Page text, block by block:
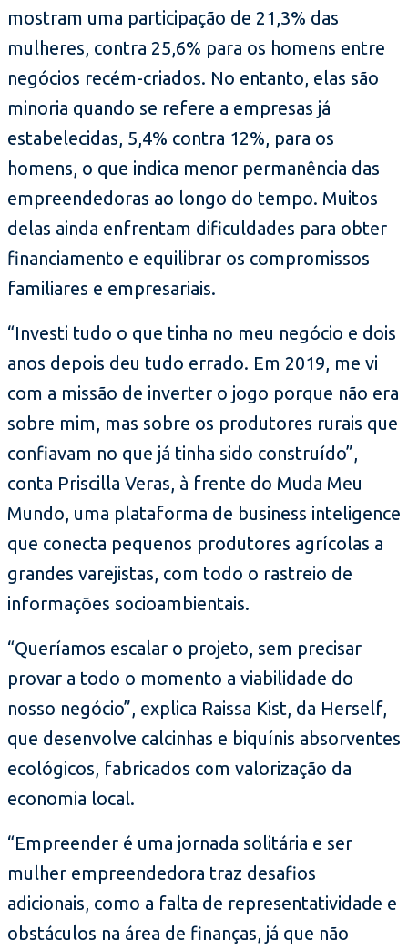
mostram uma participação de 21,3% das
mulheres, contra 25,6% para os homens entre
negócios recém-criados. No entanto, elas são
minoria quando se refere a empresas já
estabelecidas, 5,4% contra 12%, para os
homens, o que indica menor permanência das
empreendedoras ao longo do tempo. Muitos
delas ainda enfrentam dificuldades para obter
financiamento e equilibrar os compromissos
familiares e empresariais.
“Investi tudo o que tinha no meu negócio e dois
anos depois deu tudo errado. Em 2019, me vi
com a missão de inverter o jogo porque não era
sobre mim, mas sobre os produtores rurais que
confiavam no que já tinha sido construído”,
conta Priscilla Veras, à frente do Muda Meu
Mundo, uma plataforma de business inteligence
que conecta pequenos produtores agrícolas a
grandes varejistas, com todo o rastreio de
informações socioambientais.
“Queríamos escalar o projeto, sem precisar
provar a todo o momento a viabilidade do
nosso negócio”, explica Raissa Kist, da Herself,
que desenvolve calcinhas e biquínis absorventes
ecológicos, fabricados com valorização da
economia local.
“Empreender é uma jornada solitária e ser
mulher empreendedora traz desafios
adicionais, como a falta de representatividade e
obstáculos na área de finanças, já que não